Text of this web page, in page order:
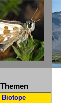
Themen
Biotope